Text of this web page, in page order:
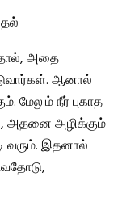
அதை
ஆனால்
நீர் புகாத
அதனை அழிக்கும்
இதனால்